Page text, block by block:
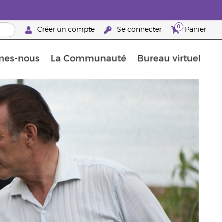
Créer un compte Se connecter 0 Panier
nous La Communauté Bureau virtuel